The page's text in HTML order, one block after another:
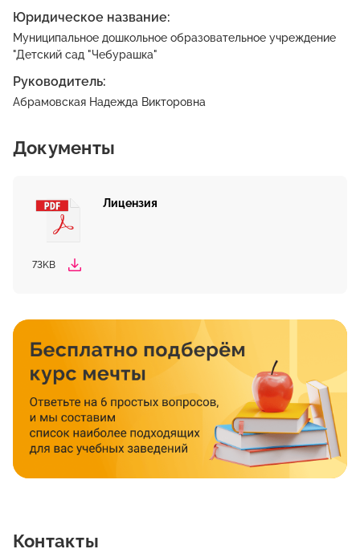
Юридическое название:
Муниципальное дошкольное образовательное учреждение
"Детский сад "Чебурашка"
Руководитель:
Абрамовская Надежда Викторовна
Документы
Лицензия
73KB
Контакты